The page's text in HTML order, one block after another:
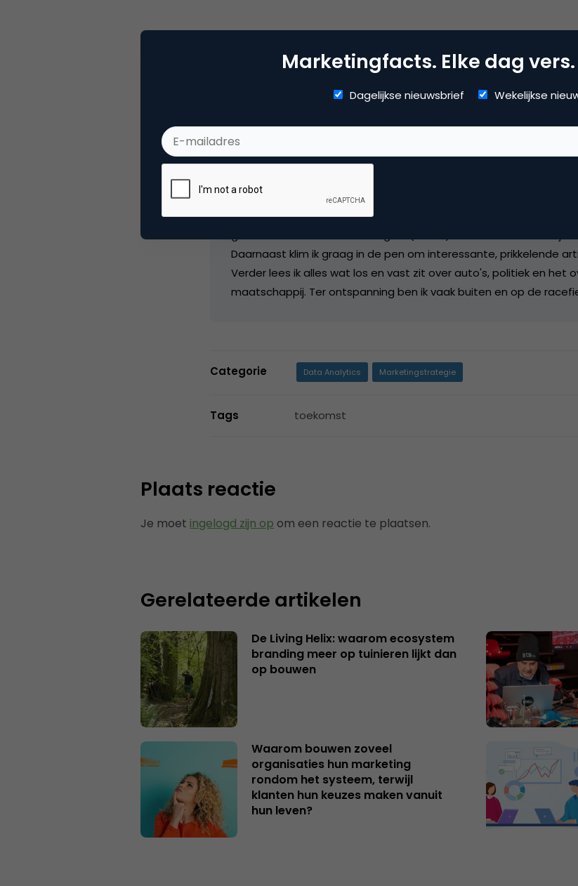
Thomas Romers
Thomas Romers schrijft als redacteur voor Marketingfacts. Binnen
Daarnaast klim ik graag in de pen om interessante, prikkelende
Verder lees ik alles wat los en vast zit over auto's, politiek en het
maatschappij. Ter ontspanning ben ik vaak buiten en op de
Categorie Data Analytics Marketingstrategie
Tags toekomst
Plaats reactie
Je moet ingelogd zijn op om een reactie te plaatsen.
Gerelateerde artikelen
De Living Helix: waarom ecosystem
branding meer op tuinieren lijkt dan
op bouwen
Waarom bouwen zoveel
organisaties hun marketing
rondom het systeem, terwijl
klanten hun keuzes maken vanuit
hun leven?
Marketingfacts. Elke dag vers.
Dagelijkse nieuwsbrief Wekelijkse